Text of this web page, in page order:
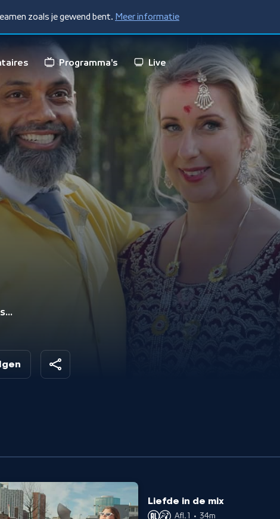
zoals je gewend bent. Meer informatie
Programma's Live
Liefde in de mix
Afl. 1 • 34m